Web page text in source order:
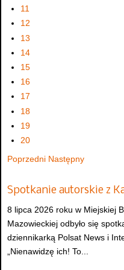
11
12
13
14
15
16
17
18
19
20
Poprzedni Następny
Spotkanie autorskie z
8 lipca 2026 roku w Miejskiej
Mazowieckiej odbyło się
dziennikarką Polsat News i
„Nienawidzę ich! To...